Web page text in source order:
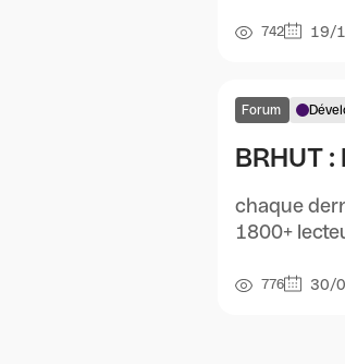
742 19/
Forum
BRHUT
chaque
1800+
776 30/